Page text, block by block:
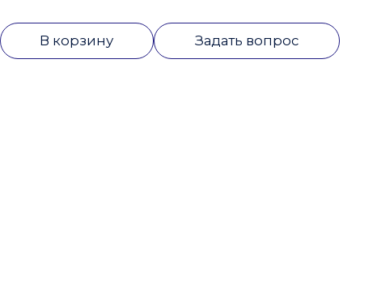
В корзину Задать вопрос